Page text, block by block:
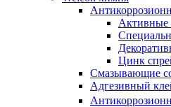
Активные
Цинк
Смазывающие
Адгезивный